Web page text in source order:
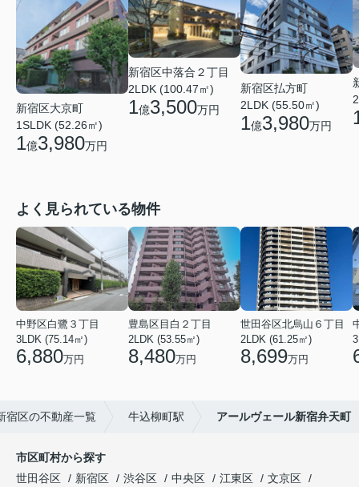
新宿区大京町
1SLDK (52.26㎡)
1億3,980万円
新宿区中落合２丁目
2LDK (100.47㎡)
1億3,500万円
新宿区払方町
2LDK (55.50㎡)
1億3,980万円
よく見られている物件
中野区白鷺３丁目
3LDK (75.14㎡)
6,880万円
豊島区目白２丁目
2LDK (53.55㎡)
8,480万円
世田谷区北烏山６丁目
2LDK (61.25㎡)
8,699万円
宿区の不動産一覧 牛込柳町駅 アールヴェール新宿弁天町
市区町村から探す
世田谷区
新宿区 渋谷区 中央区 江東区
文京区